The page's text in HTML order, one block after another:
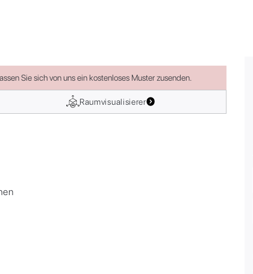
Sie sich von uns ein kostenloses Muster zusenden.
Raumvisualisierer